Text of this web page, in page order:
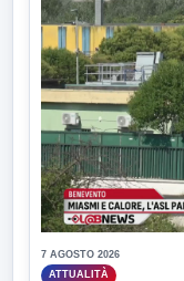
7 AGOSTO 2026
ATTUALITÀ